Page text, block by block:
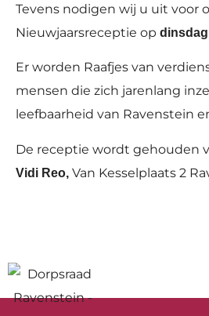
Tevens nodigen wij u uit voor
Nieuwjaarsreceptie op dinsdag
Er worden Raafjes van
mensen die zich jarenlang
leefbaarheid van Ravenstein
De receptie wordt gehouden
Vidi Reo, Van Kesselplaats 2